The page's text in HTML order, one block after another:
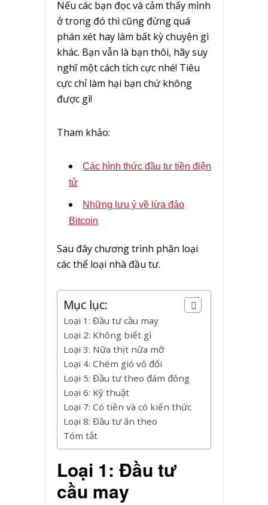
Nếu các bạn đọc và cảm thấy mình
ở trong đó thì cũng đừng quá
phán xét hay làm bất kỳ chuyện gì
khác. Bạn vẫn là bạn thôi, hãy suy
nghĩ một cách tích cực nhé! Tiêu
cực chỉ làm hại bạn chứ không
được gì!
Tham khảo:
Các hình thức đầu tư tiền điện
tử
Những lưu ý về lừa đảo
Bitcoin
Sau đây chương trình phân loại
các thể loại nhà đầu tư.
Mục lục:
Loại 1: Đầu tư cầu may
Loại 2: Không biết gì
Loại 3: Nữa thịt nữa mỡ
Loại 4: Chém gió vô đối
Loại 5: Đầu tư theo đám đông
Loại 6: Kỹ thuật
Loại 7: Có tiền và có kiến thức
Loại 8: Đầu tư ăn theo
Tóm tắt
Loại 1: Đầu tư
cầu may